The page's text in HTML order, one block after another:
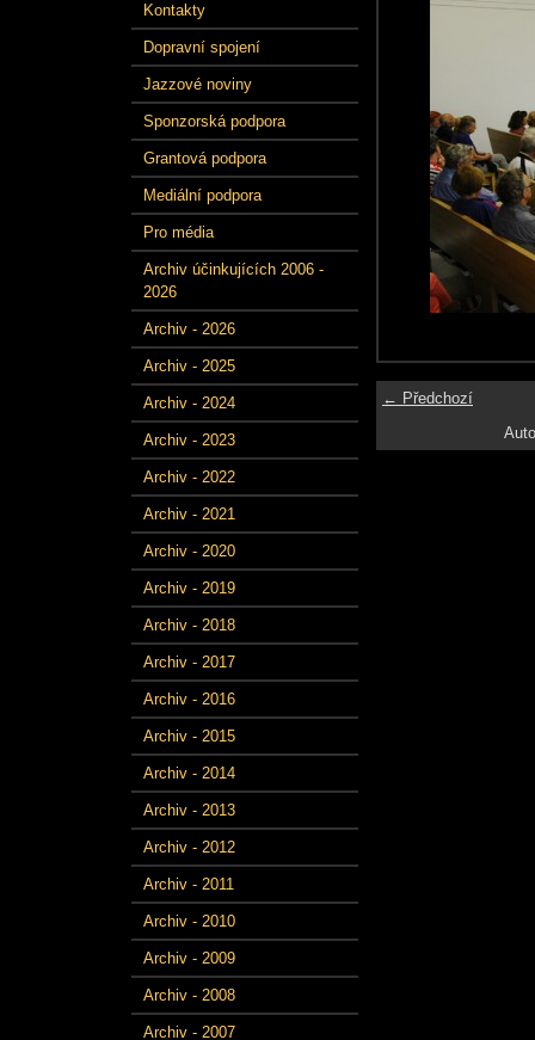
Kontakty
Dopravní spojení
Jazzové noviny
Sponzorská podpora
Grantová podpora
Mediální podpora
Pro média
Archiv účinkujících 2006 -
2026
Archiv - 2026
Archiv - 2025
Archiv - 2024
Archiv - 2023
Archiv - 2022
Archiv - 2021
Archiv - 2020
Archiv - 2019
Archiv - 2018
Archiv - 2017
Archiv - 2016
Archiv - 2015
Archiv - 2014
Archiv - 2013
Archiv - 2012
Archiv - 2011
Archiv - 2010
Archiv - 2009
Archiv - 2008
Archiv - 2007
← Předchozí